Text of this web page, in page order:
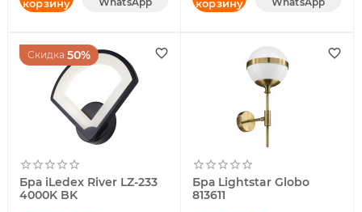
корзину корзину
Скидка 50%
Бра iLedex River LZ-233
4000K BK
Бра Lightstar Globo
813611